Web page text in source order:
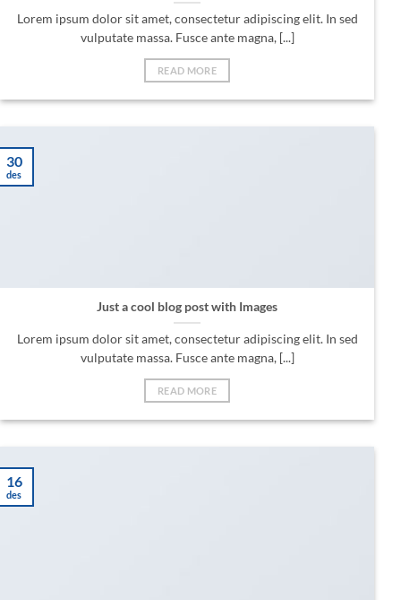
Lorem ipsum dolor sit amet, consectetur adipiscing elit. In sed
vulputate massa. Fusce ante magna, [...]
READ MORE
Just a cool blog post with Images
Lorem ipsum dolor sit amet, consectetur adipiscing elit. In sed
vulputate massa. Fusce ante magna, [...]
READ MORE
30
des
16
des